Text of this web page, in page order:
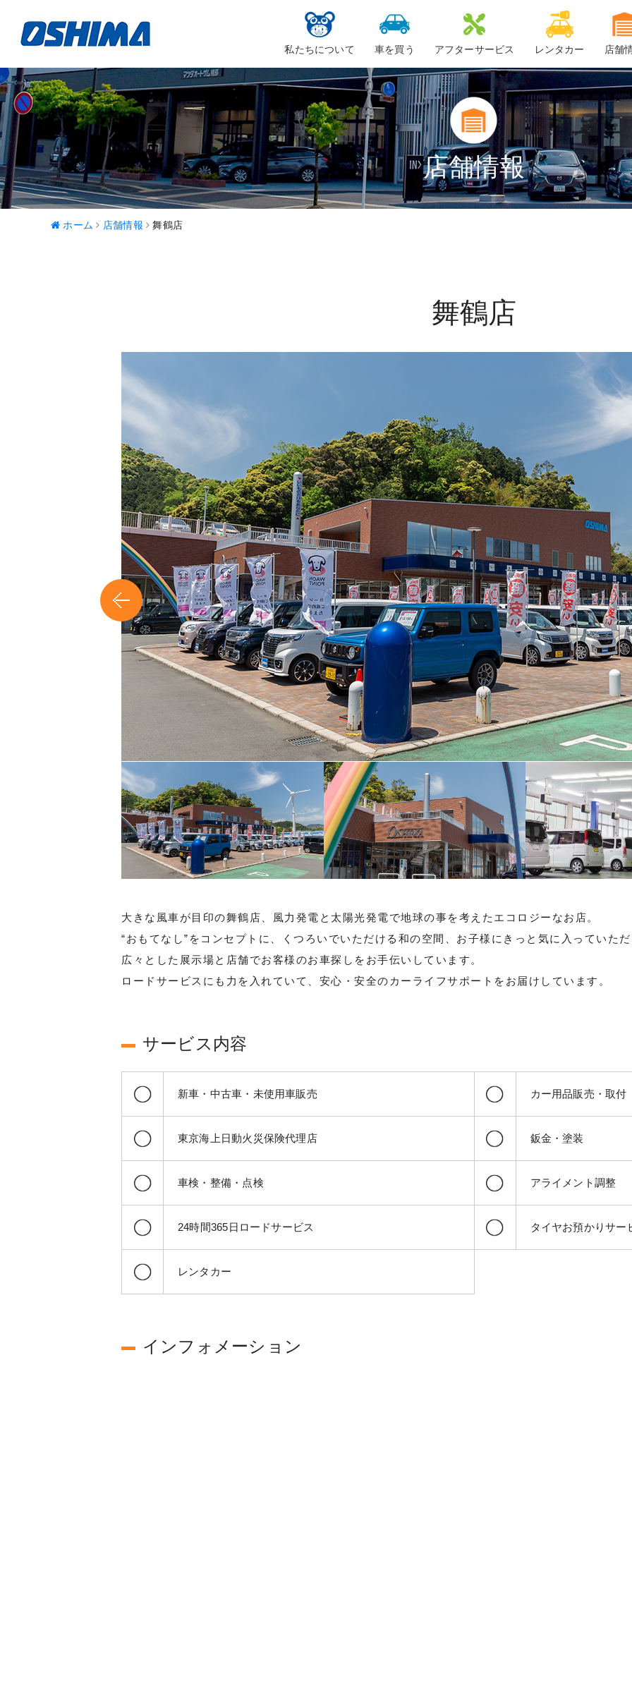
私たちについて
大嶋カーサービスについて
ハッピーちゃん
車を買う
新車
中古車・未使用車
アフターサービス
車検
整備・修理
鈑金
ロードサービス
レンタカー 店舗
店舗情報
ホーム 店舗情報 舞鶴店
舞鶴店
大きな風車が目印の舞鶴店、風力発電と太陽光発電で地球の事を考えたエコロジーなお店。
“おもてなし”をコンセプトに、くつろいでいただける和の空間、お子様にきっと気に入っていた
広々とした展示場と店舗でお客様のお車探しをお手伝いしています。
ロードサービスにも力を入れていて、安心・安全のカーライフサポートをお届けしています。
サービス内容
新車・中古車・未使用車販売 カー用品販売・取付
東京海上日動火災保険代理店 鈑金・塗装
車検・整備・点検 アライメント調整
24時間365日ロードサービス タイヤお預かりサー
レンタカー
インフォメーション